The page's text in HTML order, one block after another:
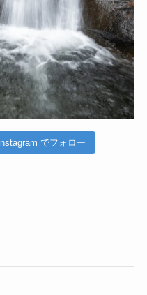
Instagram でフォロー